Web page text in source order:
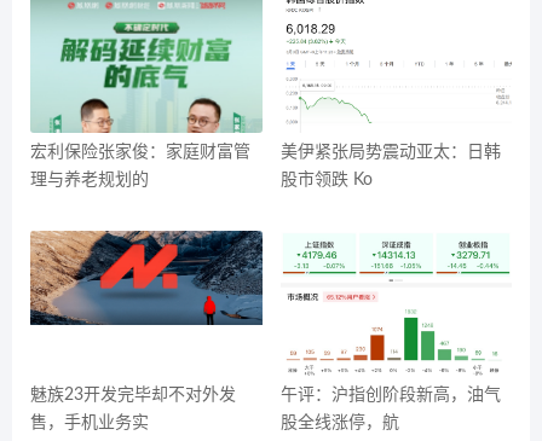
宏利保险张家俊：家庭财富管
理与养老规划的
美伊紧张局势震动亚太：日韩
股市领跌 Ko
魅族23开发完毕却不对外发
售，手机业务实
午评：沪指创阶段新高，油气
股全线涨停，航